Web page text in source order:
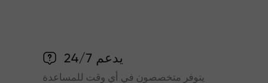
يدعم 24/7
يتوفر متخصصون في أي وقت للمساعدة